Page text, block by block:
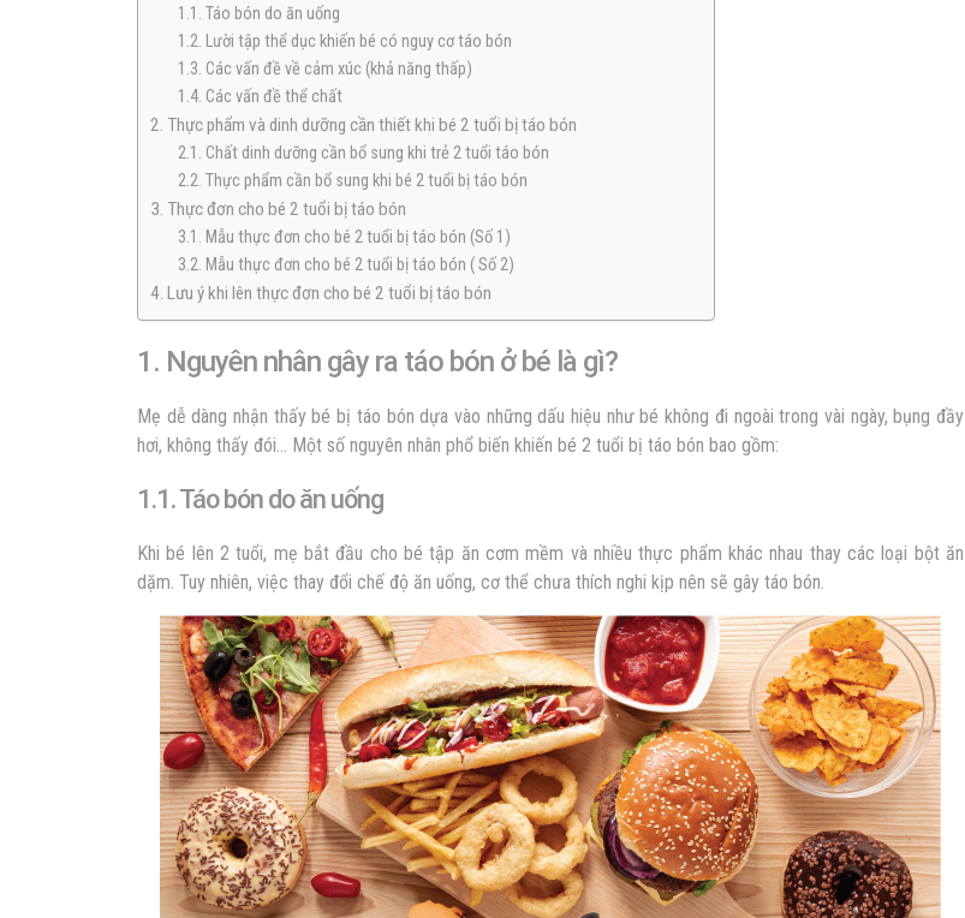
1.1. Táo bón do ăn uống
1.2. Lười tập thể dục khiến bé có nguy cơ táo bón
1.3. Các vấn đề về cảm xúc (khả năng thấp)
1.4. Các vấn đề thể chất
2. Thực phẩm và dinh dưỡng cần thiết khi bé 2 tuổi bị táo bón
2.1. Chất dinh dưỡng cần bổ sung khi trẻ 2 tuổi táo bón
2.2. Thực phẩm cần bổ sung khi bé 2 tuổi bị táo bón
3. Thực đơn cho bé 2 tuổi bị táo bón
3.1. Mẫu thực đơn cho bé 2 tuổi bị táo bón (Số 1)
3.2. Mẫu thực đơn cho bé 2 tuổi bị táo bón ( Số 2)
4. Lưu ý khi lên thực đơn cho bé 2 tuổi bị táo bón
1. Nguyên nhân gây ra táo bón ở bé là gì?
Mẹ dễ dàng nhận thấy bé bị táo bón dựa vào những dấu hiệu như bé không đi ngoài trong vài ngày, bụng đầy
hơi, không thấy đói… Một số nguyên nhân phổ biến khiến bé 2 tuổi bị táo bón bao gồm:
1.1. Táo bón do ăn uống
Khi bé lên 2 tuổi, mẹ bắt đầu cho bé tập ăn cơm mềm và nhiều thực phẩm khác nhau thay các loại bột ăn
dặm. Tuy nhiên, việc thay đổi chế độ ăn uống, cơ thể chưa thích nghi kịp nên sẽ gây táo bón.